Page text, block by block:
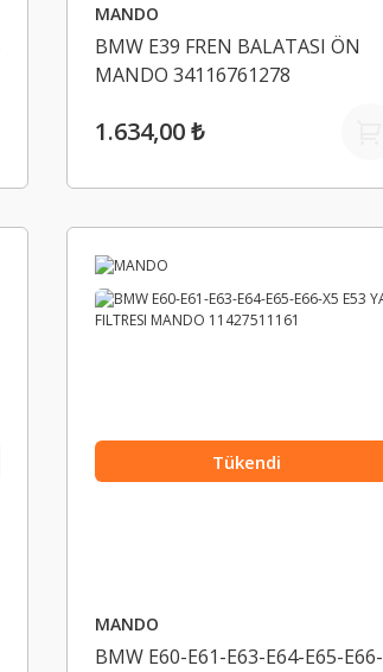
MANDO
BMW E39 FREN BALATASI ÖN
MANDO 34116761278
1.634,00 ₺
Tükendi
MANDO
BMW E60-E61-E63-E64-E65-E66-